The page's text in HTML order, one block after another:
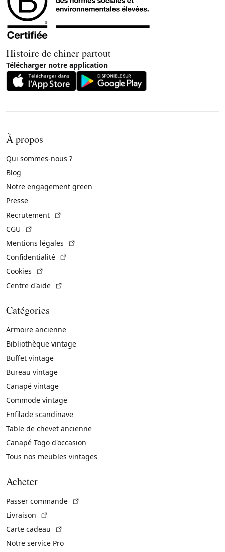
Histoire de chiner partout
Télécharger notre application
À propos
Qui sommes-nous ?
Blog
Notre engagement green
Presse
Recrutement
CGU
Mentions légales
Confidentialité
Cookies
Centre d'aide
Catégories
Armoire ancienne
Bibliothèque vintage
Buffet vintage
Bureau vintage
Canapé vintage
Commode vintage
Enfilade scandinave
Table de chevet ancienne
Canapé Togo d'occasion
Tous nos meubles vintages
Acheter
Passer commande
Livraison
Carte cadeau
Notre service Pro